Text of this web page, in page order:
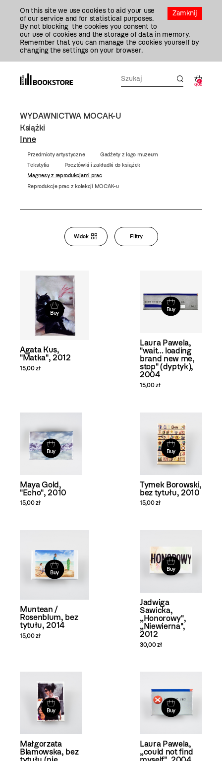
Zamknij
On this site we use cookies to aid your use
of our service and for statistical purposes.
By not blocking the cookies you consent to
our use of cookies and the storage of data in memory.
Remember that you can manage the cookies yourself by
changing the settings on your browser.
0
0,00
WYDAWNICTWA MOCAK-U
Książki
Inne
Przedmioty artystyczne
Gadżety z logo muzeum
Tekstylia
Pocztówki i zakładki do książek
Magnesy z reprodukcjami prac
Reprodukcje prac z kolekcji MOCAK-u
Bookstore
Zmiana
produktów
Widok Filtry
Buy
Agata Kus,
"Matka", 2012
15,00 zł
Buy
Laura Pawela,
"wait... loading
brand new me,
stop" (dyptyk),
2004
15,00 zł
Buy
Maya Gold,
"Echo", 2010
15,00 zł
Buy
Tymek Borowski,
bez tytułu, 2010
15,00 zł
Buy
Muntean /
Rosenblum, bez
tytułu, 2014
15,00 zł
Buy
Jadwiga
Sawicka,
„Honorowy",
„Niewierna",
2012
30,00 zł
Buy
Małgorzata
Blamowska, bez
Buy
Laura Pawela,
„could not find